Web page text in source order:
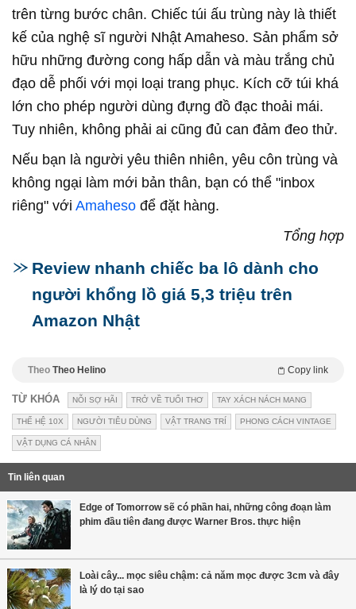
trên từng bước chân. Chiếc túi ấu trùng này là thiết
kế của nghệ sĩ người Nhật Amaheso. Sản phẩm sở
hữu những đường cong hấp dẫn và màu trắng chủ
đạo dễ phối với mọi loại trang phục. Kích cỡ túi khá
lớn cho phép người dùng đựng đồ đạc thoải mái.
Tuy nhiên, không phải ai cũng đủ can đảm đeo thử.
Nếu bạn là người yêu thiên nhiên, yêu côn trùng và
không ngại làm mới bản thân, bạn có thể "inbox
riêng" với Amaheso để đặt hàng.
Tổng hợp
Review nhanh chiếc ba lô dành cho
người khổng lồ giá 5,3 triệu trên
Amazon Nhật
Theo Theo Helino Copy link
TỪ KHÓA NỖI SỢ HÃI TRỞ VỀ TUỔI THƠ TAY XÁCH NÁCH MANG
THẾ HỆ 10X NGƯỜI TIÊU DÙNG VẬT TRANG TRÍ PHONG CÁCH VINTAGE
VẬT DỤNG CÁ NHÂN
Tin liên quan
Edge of Tomorrow sẽ có phần hai, những công đoạn làm
phim đầu tiên đang được Warner Bros. thực hiện
Loài cây... mọc siêu chậm: cả năm mọc được 3cm và đây
là lý do tại sao